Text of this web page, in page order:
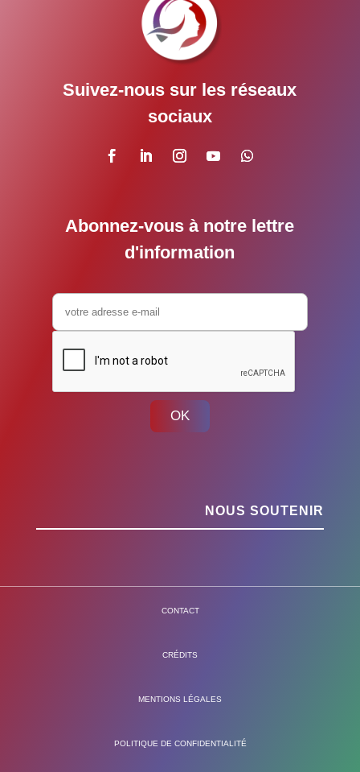
Suivez-nous sur les réseaux
sociaux
Abonnez-vous à notre lettre
d'information
OK
NOUS SOUTENIR
CONTACT
CRÉDITS
MENTIONS LÉGALES
POLITIQUE DE CONFIDENTIALITÉ